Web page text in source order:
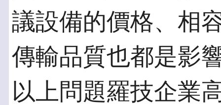
議設備的價格、相
傳輸品質也都是影
以上問題羅技企業